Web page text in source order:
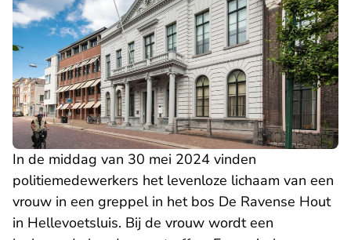
In de middag van 30 mei 2024 vinden
politiemedewerkers het levenloze lichaam van een
vrouw in een greppel in het bos De Ravense Hout
in Hellevoetsluis. Bij de vrouw wordt een